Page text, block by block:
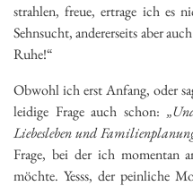
strahlen, freue, ertrage ich es
Sehnsucht, andererseits aber
Ruhe!“
Obwohl ich erst Anfang, oder
leidige Frage auch schon:
Liebesleben und
Frage, bei der ich momentan
möchte. Yesss, der peinliche